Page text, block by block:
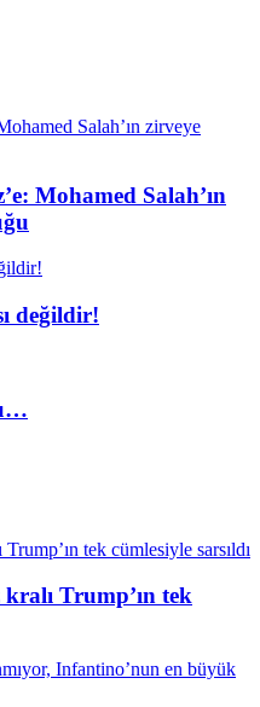
Mohamed Salah’ın
değildir!
Trump’ın tek